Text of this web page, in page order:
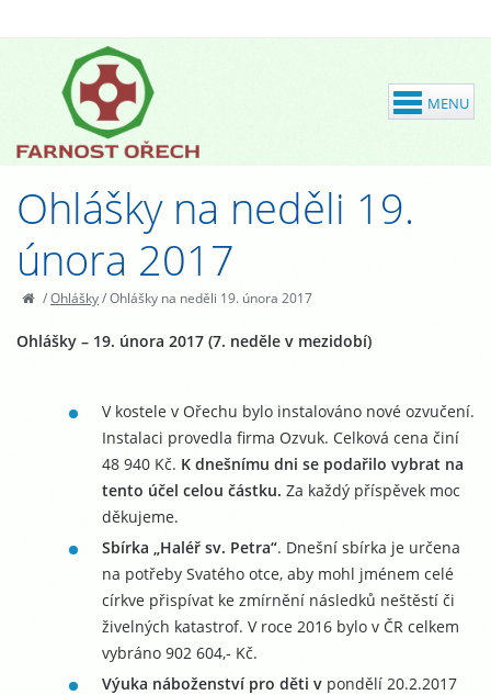
Ohlášky na neděli 19.
února 2017
/Ohlášky/Ohlášky na neděli 19. února 2017
Ohlášky – 19. února 2017 (7. neděle v mezidobí)
V kostele v Ořechu bylo instalováno nové ozvučení.
Instalaci provedla firma Ozvuk. Celková cena činí
48 940 Kč. K dnešnímu dni se podařilo vybrat na
tento účel celou částku. Za každý příspěvek moc
děkujeme.
Sbírka „Haléř sv. Petra“. Dnešní sbírka je určena
na potřeby Svatého otce, aby mohl jménem celé
církve přispívat ke zmírnění následků neštěstí či
živelných katastrof. V roce 2016 bylo v ČR celkem
vybráno 902 604,- Kč.
Výuka náboženství pro děti v pondělí 20.2.2017